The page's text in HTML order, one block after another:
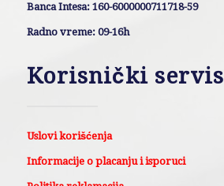
Banca Intesa: 160-6000000711718-59
Radno vreme: 09-16h
Korisnički servis
Uslovi korišćenja
Informacije o placanju i isporuci